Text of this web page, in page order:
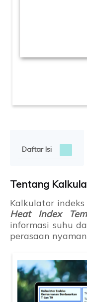
Daftar Isi
Tentang
Kalkulator
Heat Index
informasi suhu
perasaan